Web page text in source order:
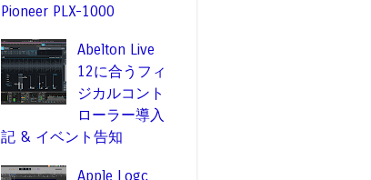
Pioneer PLX-1000
Abelton Live
12に合うフィ
ジカルコント
ローラー導入
記 & イベント告知
Apple Logc